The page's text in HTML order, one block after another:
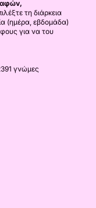
τη διάρκεια
(ημέρα, εβδομάδα)
για να του
γνώμες